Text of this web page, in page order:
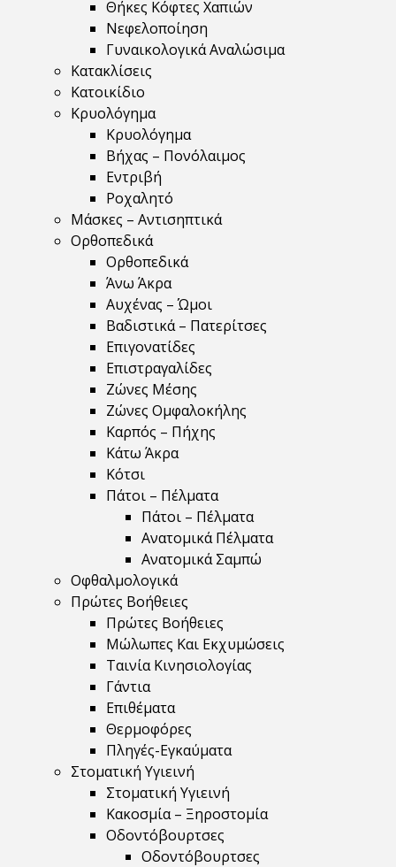
Θήκες Κόφτες Χαπιών
Νεφελοποίηση
Γυναικολογικά Αναλώσιμα
Κατακλίσεις
Κατοικίδιο
Κρυολόγημα
Κρυολόγημα
Βήχας – Πονόλαιμος
Εντριβή
Ροχαλητό
Μάσκες – Αντισηπτικά
Ορθοπεδικά
Ορθοπεδικά
Άνω Άκρα
Αυχένας – Ώμοι
Βαδιστικά – Πατερίτσες
Επιγονατίδες
Επιστραγαλίδες
Ζώνες Μέσης
Ζώνες Ομφαλοκήλης
Καρπός – Πήχης
Κάτω Άκρα
Κότσι
Πάτοι – Πέλματα
Πάτοι – Πέλματα
Ανατομικά Πέλματα
Ανατομικά Σαμπώ
Οφθαλμολογικά
Πρώτες Βοήθειες
Πρώτες Βοήθειες
Μώλωπες Και Εκχυμώσεις
Ταινία Κινησιολογίας
Γάντια
Επιθέματα
Θερμοφόρες
Πληγές-Εγκαύματα
Στοματική Υγιεινή
Στοματική Υγιεινή
Κακοσμία – Ξηροστομία
Οδοντόβουρτσες
Οδοντόβουρτσες